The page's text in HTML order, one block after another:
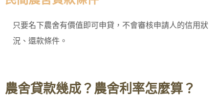
只要名下農舍有價值即可申貸，不會審核申請人的信用狀
況、還款條件。
農舍貸款幾成？農舍利率怎麼算？